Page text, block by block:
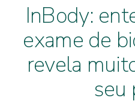
InBody:
exame de
revela
seu